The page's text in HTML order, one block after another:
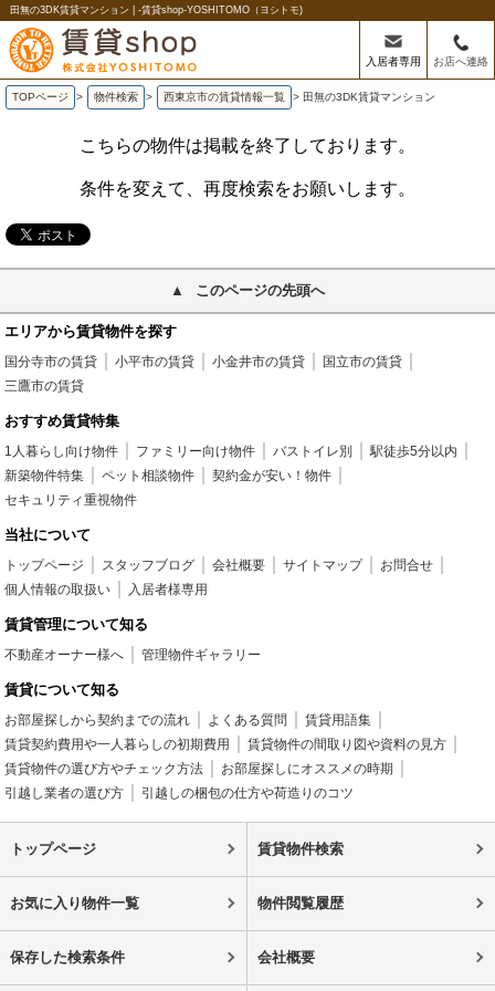
田無の3DK賃貸マンション | -賃貸shop-YOSHITOMO（ヨシトモ)
入居者専用 お店へ連絡
TOPページ > 物件検索 > 西東京市の賃貸情報一覧 > 田無の3DK賃貸マンション
こちらの物件は掲載を終了しております。
条件を変えて、再度検索をお願いします。
このページの先頭へ
エリアから賃貸物件を探す
国分寺市の賃貸 小平市の賃貸 小金井市の賃貸
国立市の賃貸
三鷹市の賃貸
おすすめ賃貸特集
1人暮らし向け物件 ファミリー向け物件 バストイレ別
駅徒歩5分以内
新築物件特集
ペット相談物件
契約金が安い！物件
セキュリティ重視物件
当社について
トップページ スタッフブログ 会社概要 サイトマップ
お問合せ
個人情報の取扱い
入居者様専用
賃貸管理について知る
不動産オーナー様へ 管理物件ギャラリー
賃貸について知る
お部屋探しから契約までの流れ よくある質問
賃貸用語集
賃貸契約費用や一人暮らしの初期費用
賃貸物件の間取り図や資料の見方
賃貸物件の選び方やチェック方法
お部屋探しにオススメの時期
引越し業者の選び方
引越しの梱包の仕方や荷造りのコツ
トップページ 賃貸物件検索
お気に入り物件一覧 物件閲覧履歴
保存した検索条件 会社概要